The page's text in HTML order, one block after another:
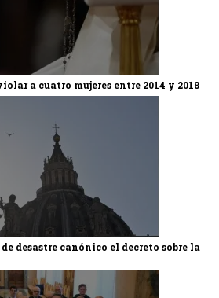
a cuatro mujeres entre 2014 y 2018
desastre canónico el decreto sobre la